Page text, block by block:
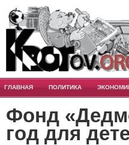
ГЛАВНАЯ ПОЛИТИКА
Фонд
год для